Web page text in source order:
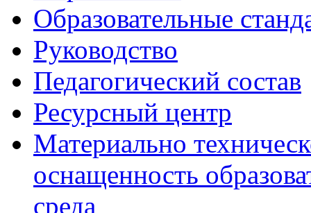
Образовательные
Руководство
Педагогический состав
Ресурсный центр
Материально
оснащенность
среда